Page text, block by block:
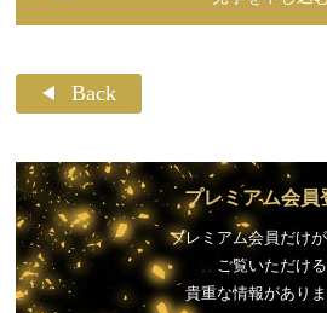
Back
プレミアム会員
プレミアム会員だけ
ご覧いただける
貴重な情報がありま